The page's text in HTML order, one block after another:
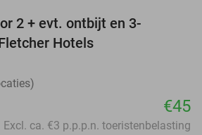
2 + evt. ontbijt en 3-
Hotels
€45
Excl. ca. €3 p.p.p.n. toeristenbelasting